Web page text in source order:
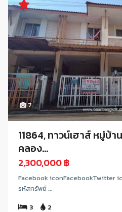
7
11864, ทาวน์เฮาส์ หมู่บ้
คลอง...
2,300,000 ฿
Facebook iconFacebookTwitter
รหัสทรัพย์ ...
3
2